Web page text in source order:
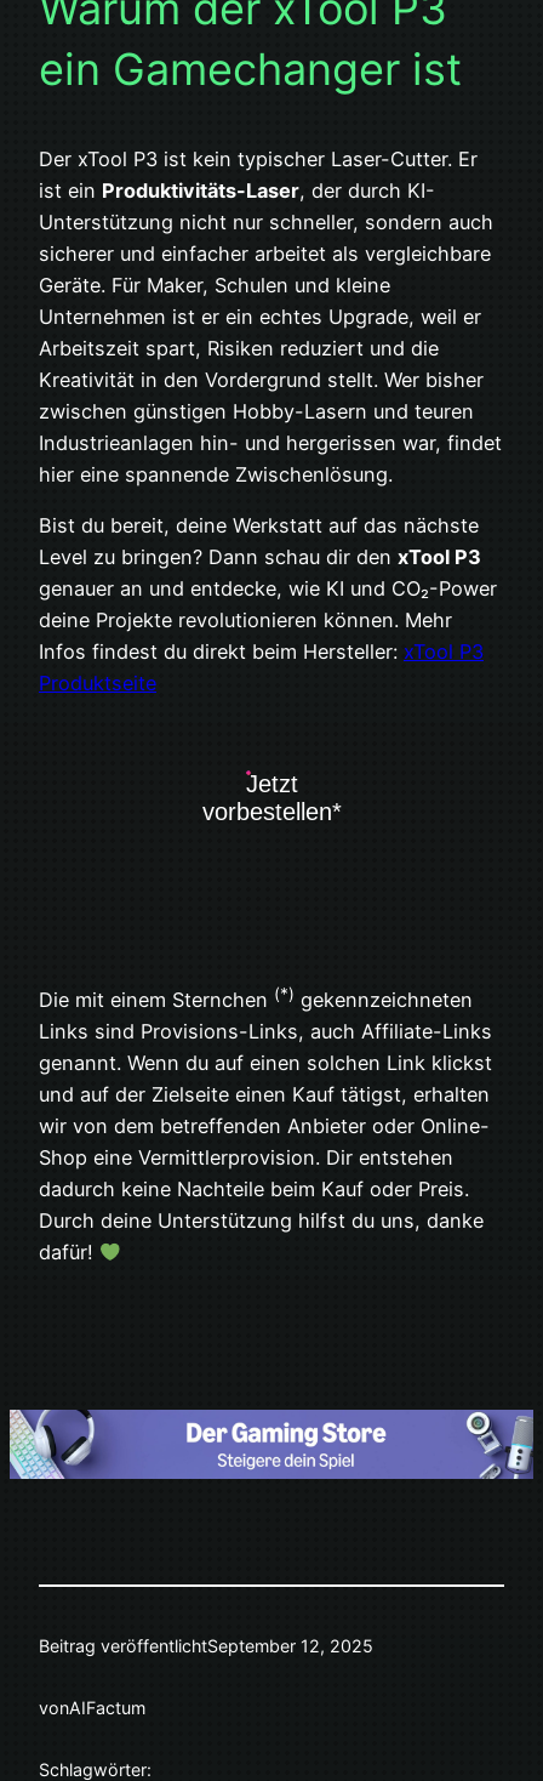
Grundwissen über Materialeigenschaften
und Lasersicherheit wird jedoch
empfohlen.
ein Gamechanger ist
Der xTool P3 ist kein typischer Laser-Cutter. Er
ist ein Produktivitäts-Laser, der durch KI-
Unterstützung nicht nur schneller, sondern auch
sicherer und einfacher arbeitet als vergleichbare
Geräte. Für Maker, Schulen und kleine
Unternehmen ist er ein echtes Upgrade, weil er
Arbeitszeit spart, Risiken reduziert und die
Kreativität in den Vordergrund stellt. Wer bisher
zwischen günstigen Hobby-Lasern und teuren
Industrieanlagen hin- und hergerissen war, findet
hier eine spannende Zwischenlösung.
Bist du bereit, deine Werkstatt auf das nächste
Level zu bringen? Dann schau dir den xTool P3
genauer an und entdecke, wie KI und CO₂-Power
deine Projekte revolutionieren können. Mehr
Infos findest du direkt beim Hersteller: xTool P3
Produktseite
Jetzt
vorbestellen*
Die mit einem Sternchen (*) gekennzeichneten
Links sind Provisions-Links, auch Affiliate-Links
genannt. Wenn du auf einen solchen Link klickst
und auf der Zielseite einen Kauf tätigst, erhalten
wir von dem betreffenden Anbieter oder Online-
Shop eine Vermittlerprovision. Dir entstehen
dadurch keine Nachteile beim Kauf oder Preis.
Durch deine Unterstützung hilfst du uns, danke
dafür!
Beitrag veröffentlichtSeptember 12, 2025
vonAIFactum
Schlagwörter: